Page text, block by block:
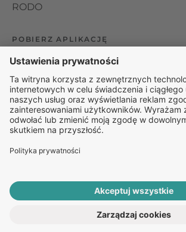
ROZPOCZNIJ E-
RODO
POBIERZ APLIKACJĘ
Organizator udzielania świadczeń
podmiotem leczniczym w rozumieniu
kwietnia 2011 roku o działalności leczniczej,
rejestru podmiotów wykonujących
numerem: 000000229172.